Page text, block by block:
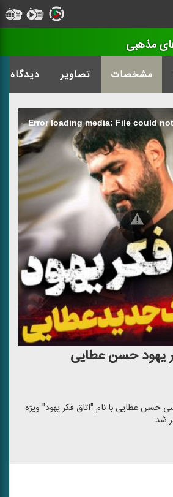
مذهبی
مشخصات تصاویر دیدگاه
Error loading media: File could
یهود حسن عطایی
حسن عطایی با نام "اتاق فکر یهود" ویژه
شد